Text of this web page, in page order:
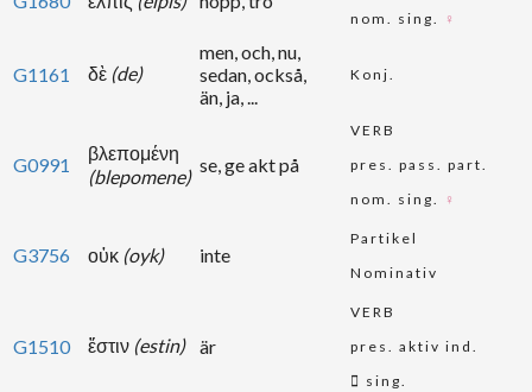
nom. sing. ♀
G1161 δὲ (de)
men, och, nu,
sedan, också,
än, ja, ...
Konj.
G0991
βλεπομένη
(blepomene)
se, ge akt på
VERB
pres. pass. part.
nom. sing.
♀
G3756 οὐκ (oyk) inte
Partikel
Nominativ
G1510 ἔστιν (estin) är
VERB
pres. aktiv ind.
sing.